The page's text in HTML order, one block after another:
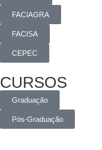
FACIAGRA
FACISA
CEPEC
CURSOS
Graduação
Pós-Graduação